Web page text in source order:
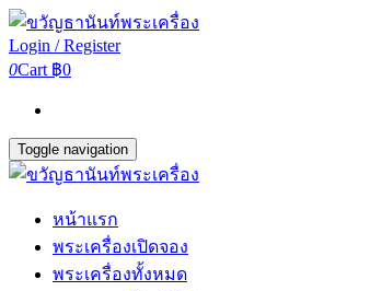
Login / Register
0Cart ฿0
Toggle navigation
หน้าแรก
พระเครื่องเปิดจอง
พระเครื่องทั้งหมด